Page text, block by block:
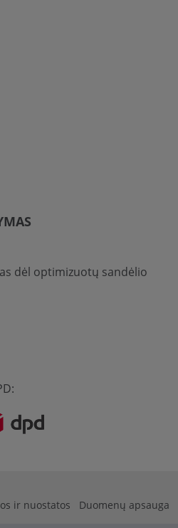
dėl optimizuotų sandėlio
ir nuostatos Duomenų apsauga